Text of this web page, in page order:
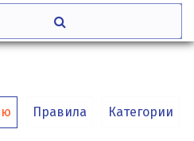
Правила Категории